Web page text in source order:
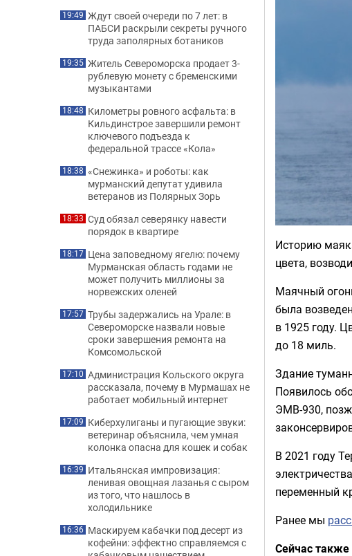
Историю
цвета,
Маячный
была
в 1925 году.
до 18 миль.
Здание
Появилось
ЭМВ-930,
В 2021 году
переменный
Ранее мы
Сейчас
19:49 Ждут своей очереди по 7 лет: в
ПАБСИ раскрыли секреты ручного
труда заполярных ботаников
19:35 Житель Североморска продает 3-
рублевую монету с бременскими
музыкантами
18:48 Километры ровного асфальта: в
Кильдинстрое завершили ремонт
ключевого подъезда к
федеральной трассе «Кола»
18:38 «Снежинка» и роботы: как
мурманский депутат удивила
ветеранов из Полярных Зорь
18:33 Суд обязал северянку навести
порядок в квартире
18:17 Цена заповедному ягелю: почему
Мурманская область годами не
может получить миллионы за
норвежских оленей
17:57 Трубы задержались на Урале: в
Североморске назвали новые
сроки завершения ремонта на
Комсомольской
17:10 Администрация Кольского округа
рассказала, почему в Мурмашах не
работает мобильный интернет
17:09 Киберхулиганы и пугающие звуки:
ветеринар объяснила, чем умная
колонка опасна для кошек и собак
16:39 Итальянская импровизация:
ленивая овощная лазанья с сыром
из того, что нашлось в
холодильнике
16:36 Маскируем кабачки под десерт из
кофейни: эффектно справляемся с